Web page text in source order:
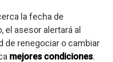
la fecha de
el asesor alertará al
de renegociar o cambiar
mejores condiciones.